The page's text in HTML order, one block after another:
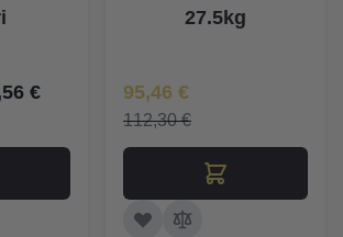
€
27.5kg
Īpaša Cena
95,46 €
112,30 €